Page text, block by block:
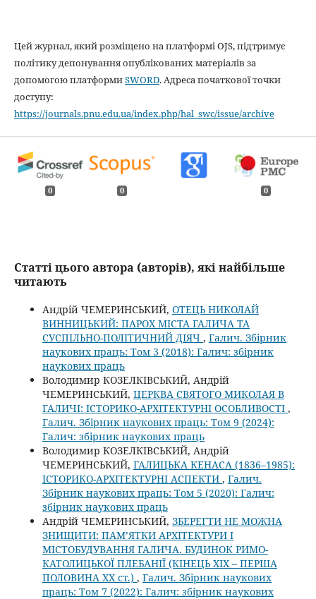
Цей журнал, який розміщено на платформі OJS, підтримує
політику депонування опублікованих матеріалів за
допомогою платформиSWORD. Адреса початкової точки
доступу:
https://journals.pnu.edu.ua/index.php/hal_swc/issue/archive
0 0 0
Статті цього автора (авторів), які найбільше
читають
Андрій ЧЕМЕРИНСЬКИЙ, ОТЕЦЬ НИКОЛАЙ
ВИННИЦЬКИЙ: ПАРОХ МІСТА ГАЛИЧА ТА
СУСПІЛЬНО-ПОЛІТИЧНИЙ ДІЯЧ , Галич. Збірник
наукових праць: Том 3 (2018): Галич: збірник
наукових праць
Володимир КОЗЕЛКІВСЬКИЙ, Андрій
ЧЕМЕРИНСЬКИЙ, ЦЕРКВА СВЯТОГО МИКОЛАЯ В
ГАЛИЧІ: ІСТОРИКО-АРХІТЕКТУРНІ ОСОБЛИВОСТІ ,
Галич. Збірник наукових праць: Том 9 (2024):
Галич: збірник наукових праць
Володимир КОЗЕЛКІВСЬКИЙ, Андрій
ЧЕМЕРИНСЬКИЙ, ГАЛИЦЬКА КЕНАСА (1836–1985):
ІСТОРИКО-АРХІТЕКТУРНІ АСПЕКТИ , Галич.
Збірник наукових праць: Том 5 (2020): Галич:
збірник наукових праць
Андрій ЧЕМЕРИНСЬКИЙ, ЗБЕРЕГТИ НЕ МОЖНА
ЗНИЩИТИ: ПАМ’ЯТКИ АРХІТЕКТУРИ І
МІСТОБУДУВАННЯ ГАЛИЧА. БУДИНОК РИМО-
КАТОЛИЦЬКОЇ ПЛЕБАНІЇ (КІНЕЦЬ XIX – ПЕРША
ПОЛОВИНА ХХ ст.) , Галич. Збірник наукових
праць: Том 7 (2022): Галич: збірник наукових